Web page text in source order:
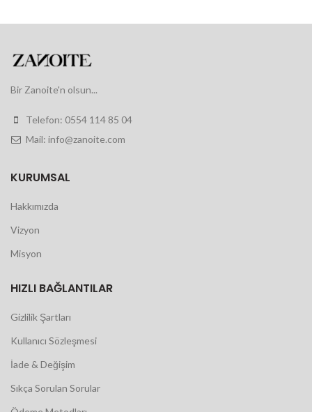
Bir Zanoite'n olsun...
Telefon: 0554 114 85 04
Mail: info@zanoite.com
KURUMSAL
Hakkımızda
Vizyon
Misyon
HIZLI BAĞLANTILAR
Gizlilik Şartları
Kullanıcı Sözleşmesi
İade & Değişim
Sıkça Sorulan Sorular